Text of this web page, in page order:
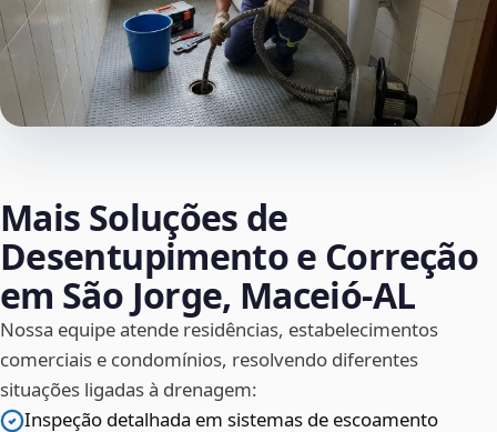
Mais Soluções de
Desentupimento e Correção
em São Jorge, Maceió‑AL
Nossa equipe atende residências, estabelecimentos
comerciais e condomínios, resolvendo diferentes
situações ligadas à drenagem:
Inspeção detalhada em sistemas de escoamento